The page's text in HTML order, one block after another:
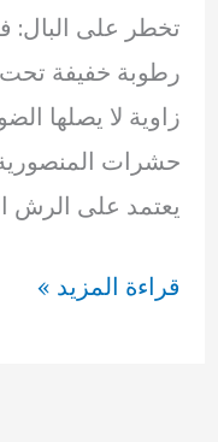
تخطر على البال:
رطوبة خفيفة
زاوية لا يصلها
حشرات
يعتمد على الرش
مكافحة
قراءة المزيد »